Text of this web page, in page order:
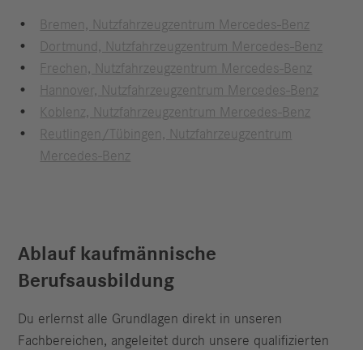
Bremen, Nutzfahrzeugzentrum Mercedes-Benz
Dortmund, Nutzfahrzeugzentrum Mercedes-Benz
Frechen, Nutzfahrzeugzentrum Mercedes-Benz
Hannover, Nutzfahrzeugzentrum Mercedes-Benz
Koblenz, Nutzfahrzeugzentrum Mercedes-Benz
Reutlingen/Tübingen, Nutzfahrzeugzentrum
Mercedes-Benz
Ablauf kaufmännische
Berufsausbildung
Du erlernst alle Grundlagen direkt in unseren
Fachbereichen, angeleitet durch unsere qualifizierten